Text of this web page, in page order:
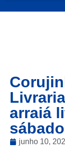
arraiá
junho 10,